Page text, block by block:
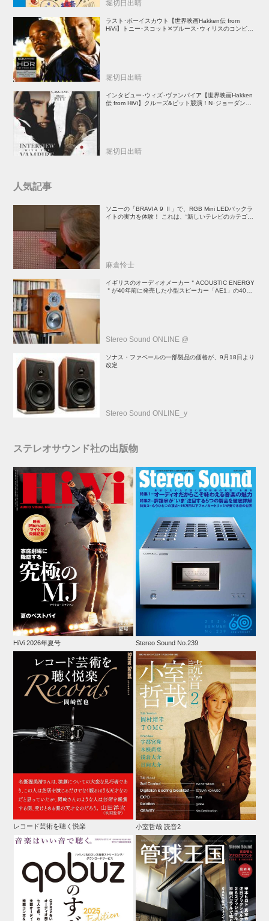
堀切日出晴
ラスト･ボーイスカウト【世界映画Hakken伝 from
HiVi】トニー･スコット✕ブルース･ウィリスのコンビが
堀切日出晴
インタビュー･ウィズ･ヴァンパイア【世界映画Hakken
伝 from HiVi】クルーズ&ピット競演！N･ジョーダン監
堀切日出晴
人気記事
ソニーの「BRAVIA 9 Ⅱ」で、RGB Mini LEDバックラ
イトの実力を体験！ これは、“新しいテレビのカテゴリ
麻倉怜士
イギリスのオーディオメーカー＂ACOUSTIC ENERGY
＂が40年前に発売した小型スピーカー「AE1」の40周
Stereo Sound ONLINE @
ソナス・ファベールの一部製品の価格が、9月18日より
改定
Stereo Sound ONLINE_y
ステレオサウンド社の出版物
HiVi 2026年夏号 Stereo Sound No.239
レコード芸術を聴く悦楽 小室哲哉 読音2